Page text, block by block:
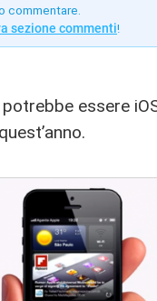
commentare.
sezione commenti!
essere